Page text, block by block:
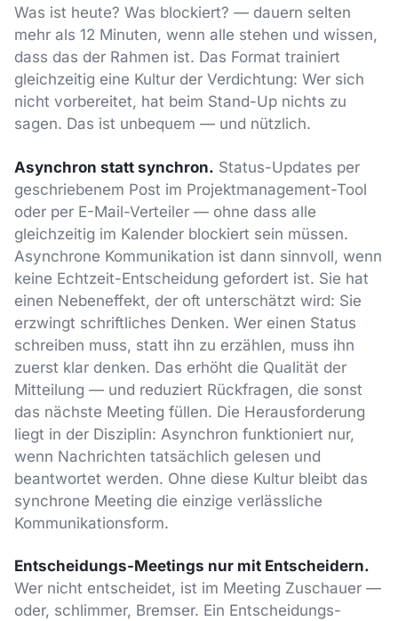
Was ist heute? Was blockiert? — dauern selten
mehr als 12 Minuten, wenn alle stehen und wissen,
dass das der Rahmen ist. Das Format trainiert
gleichzeitig eine Kultur der Verdichtung: Wer sich
nicht vorbereitet, hat beim Stand-Up nichts zu
sagen. Das ist unbequem — und nützlich.
Asynchron statt synchron. Status-Updates per
geschriebenem Post im Projektmanagement-Tool
oder per E-Mail-Verteiler — ohne dass alle
gleichzeitig im Kalender blockiert sein müssen.
Asynchrone Kommunikation ist dann sinnvoll, wenn
keine Echtzeit-Entscheidung gefordert ist. Sie hat
einen Nebeneffekt, der oft unterschätzt wird: Sie
erzwingt schriftliches Denken. Wer einen Status
schreiben muss, statt ihn zu erzählen, muss ihn
zuerst klar denken. Das erhöht die Qualität der
Mitteilung — und reduziert Rückfragen, die sonst
das nächste Meeting füllen. Die Herausforderung
liegt in der Disziplin: Asynchron funktioniert nur,
wenn Nachrichten tatsächlich gelesen und
beantwortet werden. Ohne diese Kultur bleibt das
synchrone Meeting die einzige verlässliche
Kommunikationsform.
Entscheidungs-Meetings nur mit Entscheidern.
Wer nicht entscheidet, ist im Meeting Zuschauer —
oder, schlimmer, Bremser. Ein Entscheidungs-